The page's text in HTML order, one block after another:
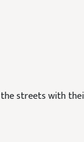
streets with